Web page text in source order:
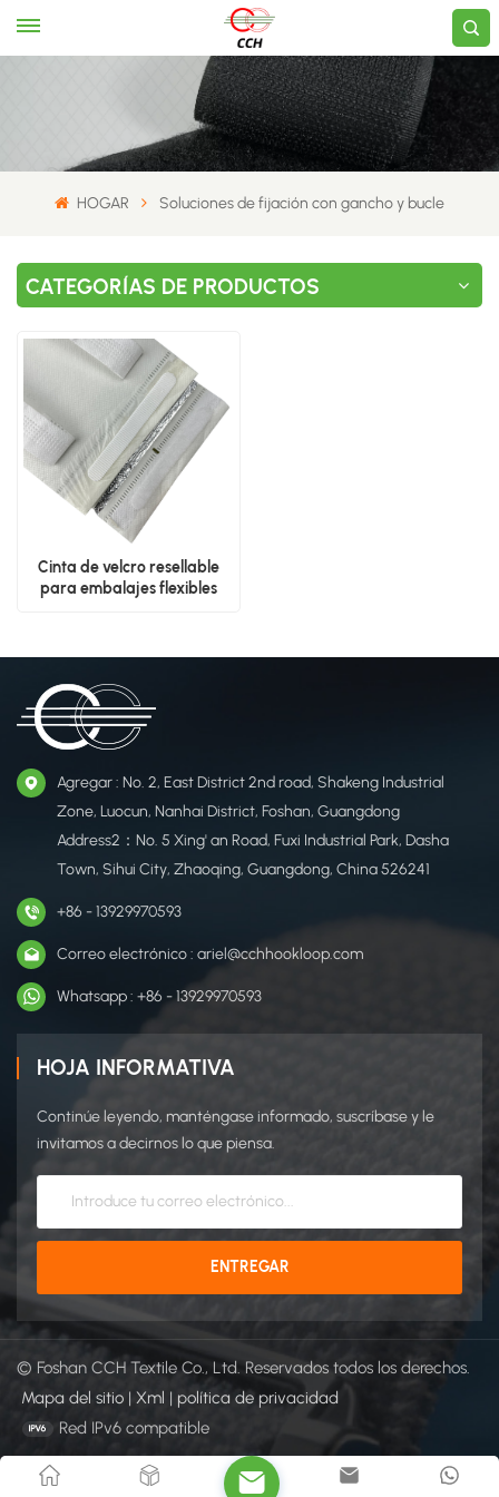
HOGAR Soluciones de fijación con gancho y bucle
CATEGORÍAS DE PRODUCTOS
Cinta de velcro resellable
para embalajes flexibles
Agregar : No. 2, East District 2nd road, Shakeng Industrial
Zone, Luocun, Nanhai District, Foshan, Guangdong
Address2：No. 5 Xing' an Road, Fuxi Industrial Park, Dasha
Town, Sihui City, Zhaoqing, Guangdong, China 526241
+86 - 13929970593
Correo electrónico : ariel@cchhookloop.com
Whatsapp : +86 - 13929970593
HOJA INFORMATIVA
Continúe leyendo, manténgase informado, suscríbase y le
invitamos a decirnos lo que piensa.
© Foshan CCH Textile Co., Ltd. Reservados todos los derechos.
Mapa del sitio | Xml | política de privacidad
Red IPv6 compatible